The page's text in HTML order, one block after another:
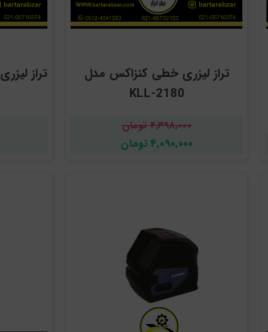
تراز لیزری خطی کنزاکس مدل
KLL-2180
۴,۳۹۸,۰۰۰ تومان
۴,۰۹۰,۰۰۰ تومان